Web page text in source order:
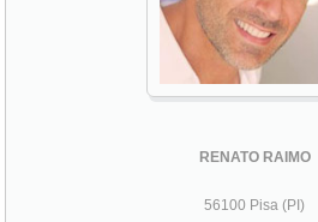
RENATO RAIMO
56100 Pisa (PI)